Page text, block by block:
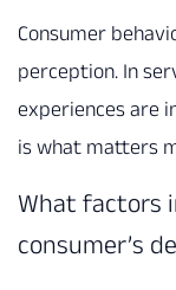
Consumer
perception. In
experiences are
is what matters
What factors
consumer’s